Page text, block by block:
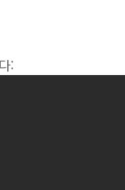
: